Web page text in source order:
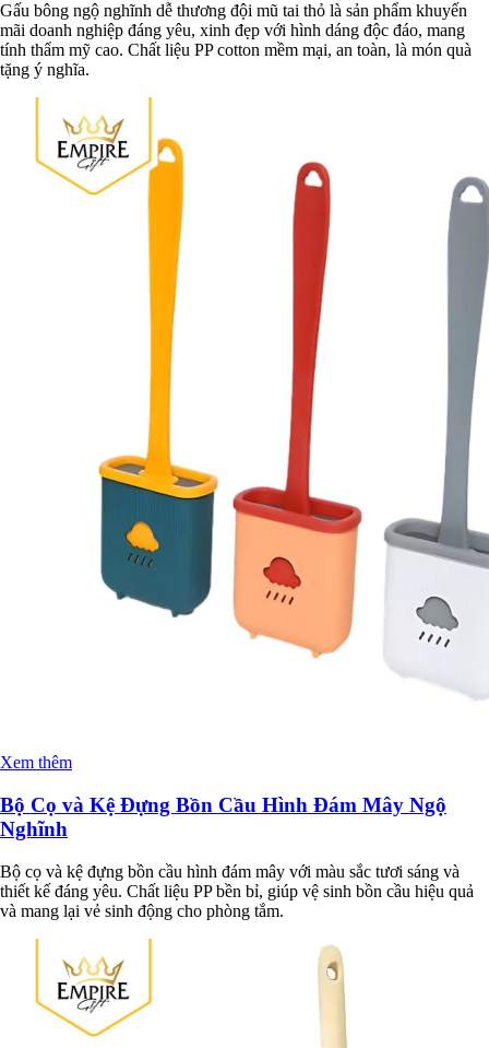
Gấu bông ngộ nghĩnh dễ thương đội mũ tai thỏ là sản phẩm khuyến
mãi doanh nghiệp đáng yêu, xinh đẹp với hình dáng độc đáo, mang
tính thẩm mỹ cao. Chất liệu PP cotton mềm mại, an toàn, là món quà
tặng ý nghĩa.
Xem thêm
Bộ Cọ và Kệ Đựng Bồn Cầu Hình Đám Mây Ngộ
Nghĩnh
Bộ cọ và kệ đựng bồn cầu hình đám mây với màu sắc tươi sáng và
thiết kế đáng yêu. Chất liệu PP bền bỉ, giúp vệ sinh bồn cầu hiệu quả
và mang lại vẻ sinh động cho phòng tắm.